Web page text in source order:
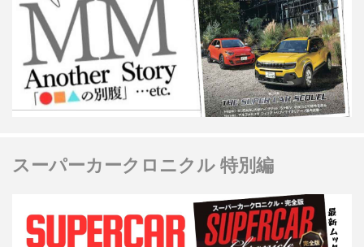
スーパーカークロニクル 特別編